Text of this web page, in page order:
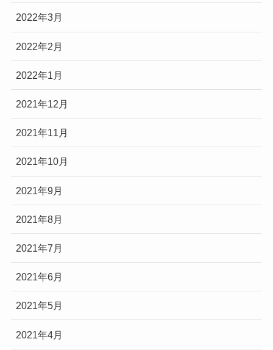
2022年3月
2022年2月
2022年1月
2021年12月
2021年11月
2021年10月
2021年9月
2021年8月
2021年7月
2021年6月
2021年5月
2021年4月